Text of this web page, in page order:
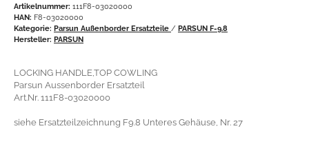
Artikelnummer: 111F8-03020000
HAN: F8-03020000
Kategorie: Parsun Außenborder Ersatzteile / PARSUN F-9.8
Hersteller: PARSUN
LOCKING HANDLE,TOP COWLING
Parsun Aussenborder Ersatzteil
Art.Nr. 111F8-03020000
siehe Ersatzteilzeichnung F9.8 Unteres Gehäuse, Nr. 27